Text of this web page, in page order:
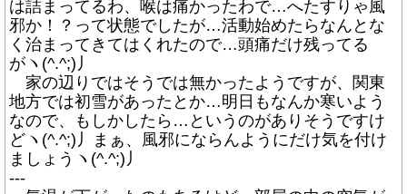
は詰まってるわ、喉は痛かったわで…へたすりゃ風
邪か！？って状態でしたが…活動始めたらなんとな
く治まってきてはくれたので…頭痛だけ残ってる
がヽ(^.^;)丿
家の辺りではそうでは無かったようですが、関東
地方では初雪があったとか…明日もなんか寒いよう
なので、もしかしたら…というのがありそうですけ
どヽ(^.^;)丿まぁ、風邪にならんようにだけ気を付け
ましょうヽ(^.^;)丿
---